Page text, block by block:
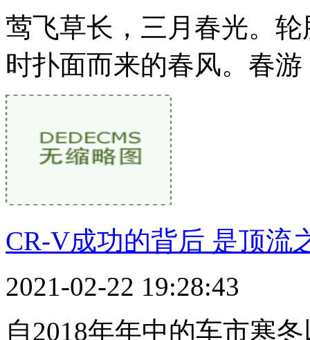
莺飞草长，三月春光。
时扑面而来的春风。春
CR-V成功的背后 是顶流
2021-02-22 19:28:43
自2018年年中的车市寒